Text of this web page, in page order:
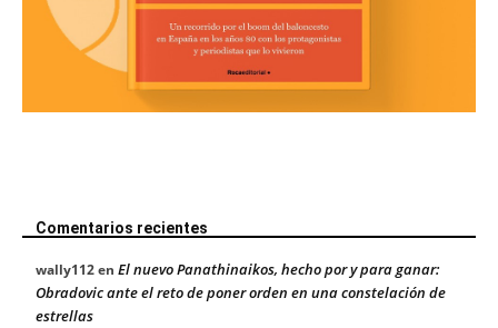
Comentarios recientes
wally112en El nuevo Panathinaikos, hecho por y para ganar:
Obradovic ante el reto de poner orden en una constelación de
estrellas